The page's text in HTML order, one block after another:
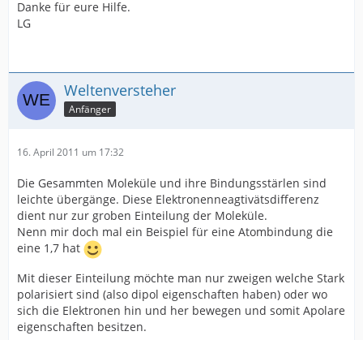
Danke für eure Hilfe.
LG
Weltenversteher
Anfänger
16. April 2011 um 17:32
Die Gesammten Moleküle und ihre Bindungsstärlen sind
leichte übergänge. Diese Elektronenneagtivätsdifferenz
dient nur zur groben Einteilung der Moleküle.
Nenn mir doch mal ein Beispiel für eine Atombindung die
eine 1,7 hat
Mit dieser Einteilung möchte man nur zweigen welche Stark
polarisiert sind (also dipol eigenschaften haben) oder wo
sich die Elektronen hin und her bewegen und somit Apolare
eigenschaften besitzen.